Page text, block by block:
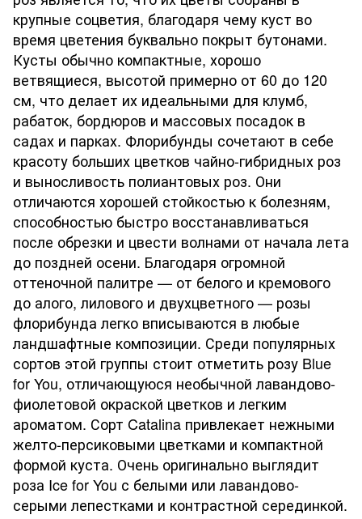
крупные соцветия, благодаря чему куст во
время цветения буквально покрыт бутонами.
Кусты обычно компактные, хорошо
ветвящиеся, высотой примерно от 60 до 120
см, что делает их идеальными для клумб,
рабаток, бордюров и массовых посадок в
садах и парках. Флорибунды сочетают в себе
красоту больших цветков чайно-гибридных роз
и выносливость полиантовых роз. Они
отличаются хорошей стойкостью к болезням,
способностью быстро восстанавливаться
после обрезки и цвести волнами от начала лета
до поздней осени. Благодаря огромной
оттеночной палитре — от белого и кремового
до алого, лилового и двухцветного — розы
флорибунда легко вписываются в любые
ландшафтные композиции. Среди популярных
сортов этой группы стоит отметить розу Blue
for You, отличающуюся необычной лавандово-
фиолетовой окраской цветков и легким
ароматом. Сорт Catalina привлекает нежными
желто-персиковыми цветками и компактной
формой куста. Очень оригинально выглядит
роза Ice for You с белыми или лавандово-
серыми лепестками и контрастной серединкой.